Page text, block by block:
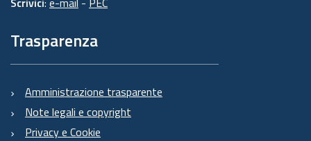
Trasparenza
Amministrazione trasparente
Note legali e copyright
Privacy e Cookie